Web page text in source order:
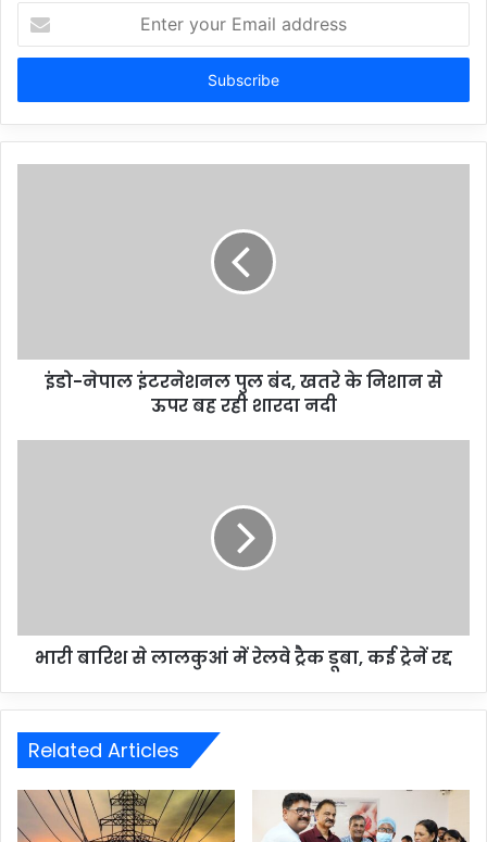
Enter
your
Email
इंडो-नेपाल इंटरनेशनल पुल बंद, खतरे के निशान से
ऊपर बह रही शारदा नदी
भारी बारिश से लालकुआं में रेलवे ट्रैक डूबा, कई ट्रेनें रद्द
Related Articles